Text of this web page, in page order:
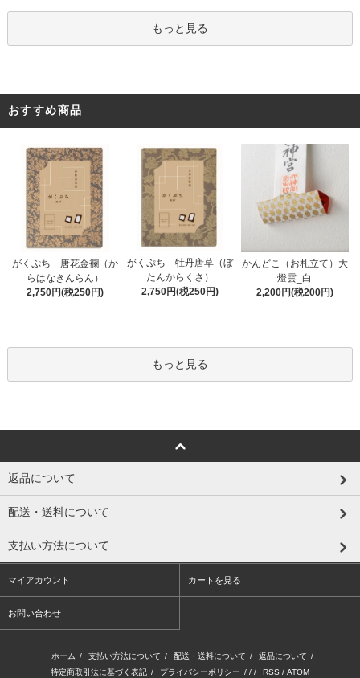
もっと見る
おすすめ商品
がくぷち 唐花金襴（か
らはなきんらん）
2,750円(税250円)
がくぷち 牡丹唐草（ぼ
たんからくさ）
2,750円(税250円)
かんどこ（お札立て）大
燈雲_白
2,200円(税200円)
もっと見る
返品について
配送・送料について
支払い方法について
マイアカウント カートを見る
お問い合わせ
ホーム / 支払い方法について / 配送・送料について / 返品について /
特定商取引法に基づく表記 / プライバシーポリシー / / / RSS / ATOM